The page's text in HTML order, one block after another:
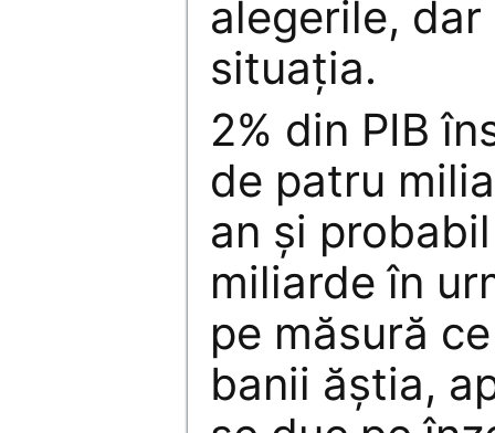
alegerile,
situația.
2% din PIB
de patru
an și
miliarde în
pe măsură
banii ăștia,